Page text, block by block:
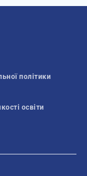
політики
освіти